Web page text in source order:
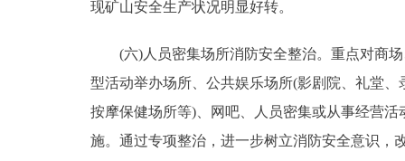
ITALIANO
现矿山安全生产状况明显好转。
(六)人员密集场所消防安全整治。重点对商场
型活动举办场所、公共娱乐场所(影剧院、礼堂
按摩保健场所等)、网吧、人员密集或从事经营
施。通过专项整治，进一步树立消防安全意识，